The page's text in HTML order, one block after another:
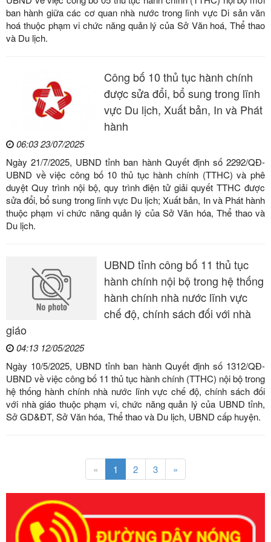
ban hành giữa các cơ quan nhà nước trong lĩnh vực Di sản văn
hoá thuộc phạm vi chức năng quản lý của Sở Văn hoá, Thể thao
và Du lịch.
Công bố 10 thủ tục hành chính
được sửa đổi, bổ sung trong lĩnh
vực Du lịch, Xuất bản, In và Phát
hành
06:03 23/07/2025
Ngày 21/7/2025, UBND tỉnh ban hành Quyết định số 2292/QĐ-
UBND về việc công bố 10 thủ tục hành chính (TTHC) và phê
duyệt Quy trình nội bộ, quy trình điện tử giải quyết TTHC được
sửa đổi, bổ sung trong lĩnh vực Du lịch; Xuất bản, In và Phát hành
thuộc phạm vi chức năng quản lý của Sở Văn hóa, Thể thao và
Du lịch.
UBND tỉnh công bố 11 thủ tục
hành chính nội bộ trong hệ thống
hành chính nhà nước lĩnh vực
chế độ, chính sách đối với nhà
giáo
04:13 12/05/2025
Ngày 10/5/2025, UBND tỉnh ban hành Quyết định số 1312/QĐ-
UBND về việc công bố 11 thủ tục hành chính (TTHC) nội bộ trong
hệ thống hành chính nhà nước lĩnh vực chế độ, chính sách đối
với nhà giáo thuộc phạm vi, chức năng quản lý của UBND tỉnh,
Sở GD&ĐT, Sở Văn hóa, Thể thao và Du lịch, UBND cấp huyện.
« 1 2 3 »